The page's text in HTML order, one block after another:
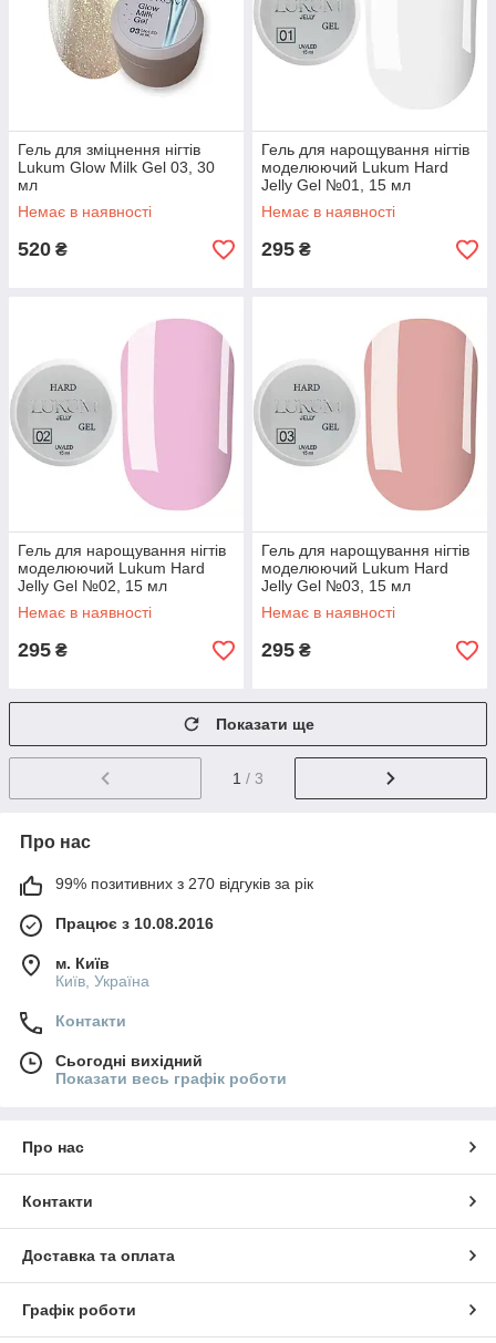
Гель для зміцнення нігтів
Lukum Glow Milk Gel 03, 30
мл
Немає в наявності
520 ₴
Гель для нарощування нігтів
моделюючий Lukum Hard
Jelly Gel №01, 15 мл
Немає в наявності
295 ₴
Гель для нарощування нігтів
моделюючий Lukum Hard
Jelly Gel №02, 15 мл
Немає в наявності
295 ₴
Гель для нарощування нігтів
моделюючий Lukum Hard
Jelly Gel №03, 15 мл
Немає в наявності
295 ₴
Показати ще
1 / 3
Про нас
99% позитивних з 270 відгуків за рік
Працює з 10.08.2016
м. Київ
Київ, Україна
Контакти
Сьогодні вихідний
Показати весь графік роботи
Про нас
Контакти
Доставка та оплата
Графік роботи